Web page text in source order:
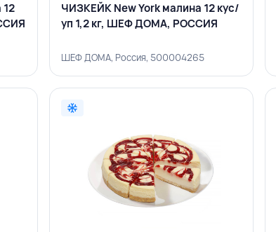
ЧИЗКЕЙК New York малина 12 кус/
уп 1,2 кг, ШЕФ ДОМА, РОССИЯ
ШЕФ ДОМА, Россия, 500004265